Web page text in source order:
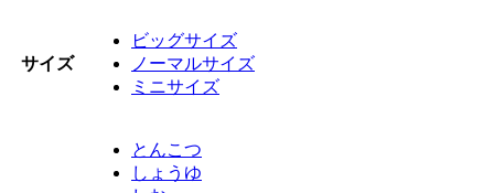
サイズ
ビッグサイズ
ノーマルサイズ
ミニサイズ
とんこつ
しょうゆ